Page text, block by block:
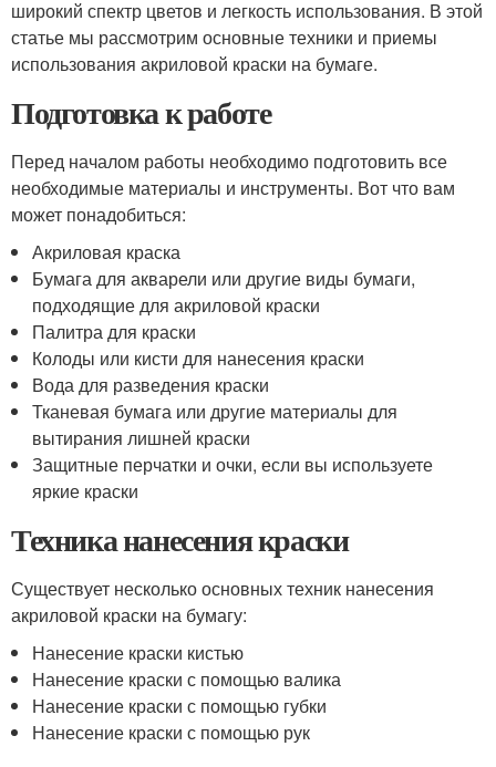
широкий спектр цветов и легкость использования. В этой
статье мы рассмотрим основные техники и приемы
использования акриловой краски на бумаге.
Подготовка к работе
Перед началом работы необходимо подготовить все
необходимые материалы и инструменты. Вот что вам
может понадобиться:
Акриловая краска
Бумага для акварели или другие виды бумаги,
подходящие для акриловой краски
Палитра для краски
Колоды или кисти для нанесения краски
Вода для разведения краски
Тканевая бумага или другие материалы для
вытирания лишней краски
Защитные перчатки и очки, если вы используете
яркие краски
Техника нанесения краски
Существует несколько основных техник нанесения
акриловой краски на бумагу:
Нанесение краски кистью
Нанесение краски с помощью валика
Нанесение краски с помощью губки
Нанесение краски с помощью рук